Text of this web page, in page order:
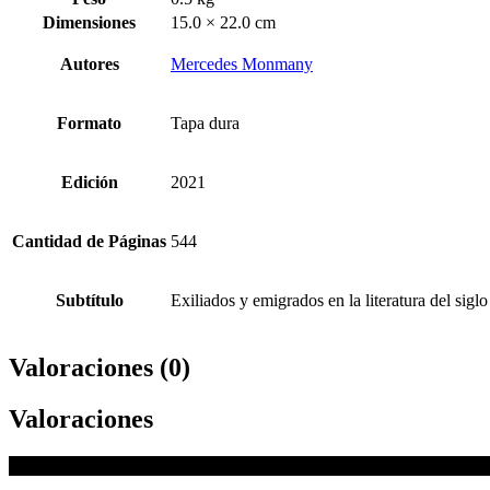
Dimensiones
15.0 × 22.0 cm
Autores Mercedes Monmany
Formato Tapa dura
Edición 2021
Cantidad de Páginas 544
Subtítulo Exiliados y emigrados en la literatura del
Valoraciones (0)
Valoraciones